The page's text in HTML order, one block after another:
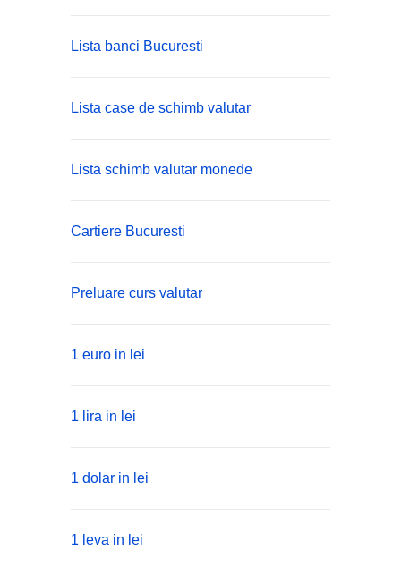
Lista banci Bucuresti
Lista case de schimb valutar
Lista schimb valutar monede
Cartiere Bucuresti
Preluare curs valutar
1 euro in lei
1 lira in lei
1 dolar in lei
1 leva in lei